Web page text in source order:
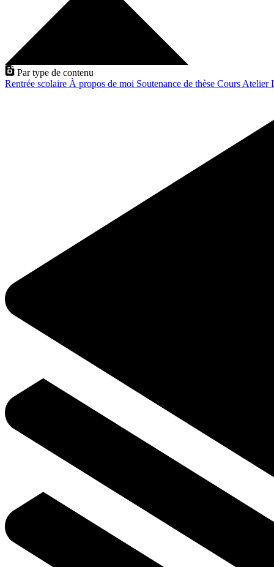
Par type de contenu
Rentrée scolaire À propos de moi Soutenance de thèse Cours Atelier